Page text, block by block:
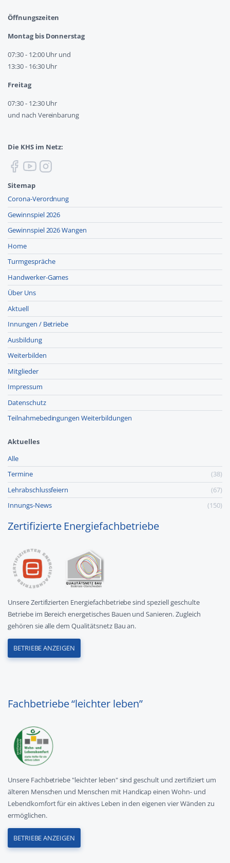
Öffnungszeiten
Montag bis Donnerstag
07:30 - 12:00 Uhr und
13:30 - 16:30 Uhr
Freitag
07:30 - 12:30 Uhr
und nach Vereinbarung
Die KHS im Netz:
Sitemap
Corona-Verordnung
Gewinnspiel 2026
Gewinnspiel 2026 Wangen
Home
Turmgespräche
Handwerker-Games
Über Uns
Aktuell
Innungen / Betriebe
Ausbildung
Weiterbilden
Mitglieder
Impressum
Datenschutz
Teilnahmebedingungen Weiterbildungen
Aktuelles
Alle
Termine
(38)
Lehr­abschluss­feiern
(67)
Innungs-News
(150)
Zertifizierte Energiefachbetriebe
Unsere Zertifizierten Energiefachbetriebe sind speziell geschulte
Betriebe im Bereich energetisches Bauen und Sanieren. Zugleich
gehören sie alle dem Qualitätsnetz Bau an.
BETRIEBE ANZEIGEN
Fachbetriebe “leichter leben”
Unsere Fachbetriebe "leichter leben" sind geschult und zertifiziert um
älteren Menschen und Menschen mit Handicap einen Wohn- und
Lebendkomfort für ein aktives Leben in den eigenen vier Wänden zu
ermöglichen.
BETRIEBE ANZEIGEN